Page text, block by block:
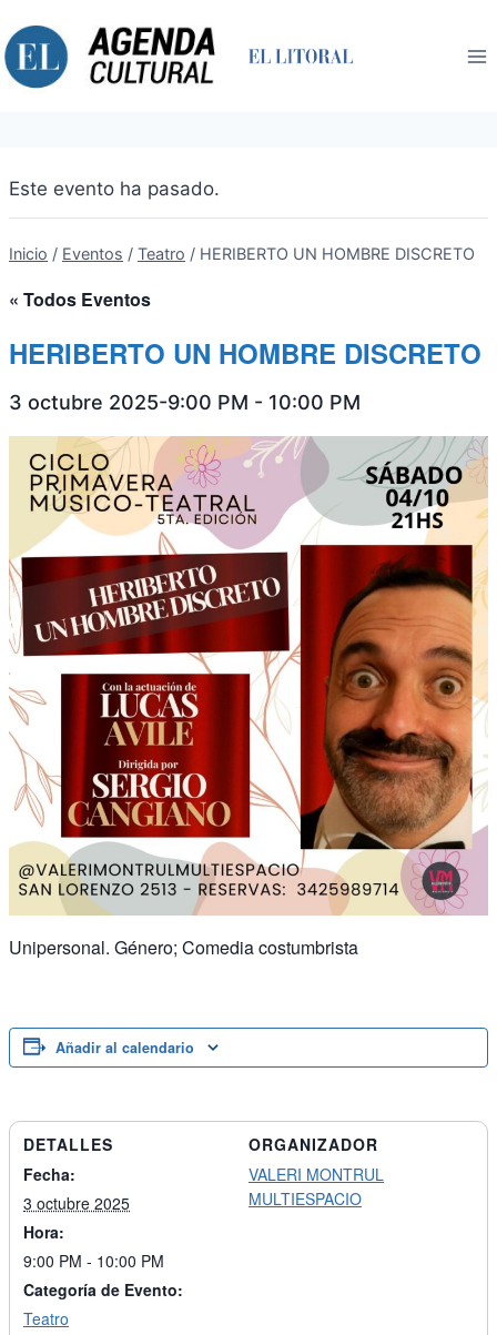
al
contenido
Este evento ha pasado.
Inicio / Eventos / Teatro / HERIBERTO UN HOMBRE DISCRETO
« Todos Eventos
HERIBERTO UN HOMBRE DISCRETO
3 octubre 2025-9:00 PM - 10:00 PM
Unipersonal. Género; Comedia costumbrista
Añadir al calendario
DETALLES
Fecha:
3 octubre 2025
Hora:
9:00 PM - 10:00 PM
Categoría de Evento:
Teatro
ORGANIZADOR
VALERI MONTRUL
MULTIESPACIO